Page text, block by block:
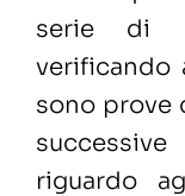
serie di
verificando
sono prove
riguardo